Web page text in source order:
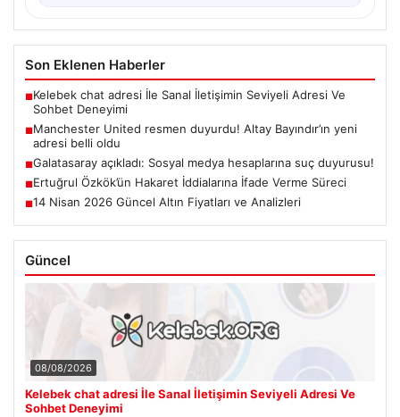
Son Eklenen Haberler
■Kelebek chat adresi İle Sanal İletişimin Seviyeli Adresi Ve
Sohbet Deneyimi
■Manchester United resmen duyurdu! Altay Bayındır’ın yeni
adresi belli oldu
■Galatasaray açıkladı: Sosyal medya hesaplarına suç duyurusu!
■Ertuğrul Özkök’ün Hakaret İddialarına İfade Verme Süreci
■14 Nisan 2026 Güncel Altın Fiyatları ve Analizleri
Güncel
08/08/2026
Kelebek chat adresi İle Sanal İletişimin Seviyeli Adresi Ve
Sohbet Deneyimi